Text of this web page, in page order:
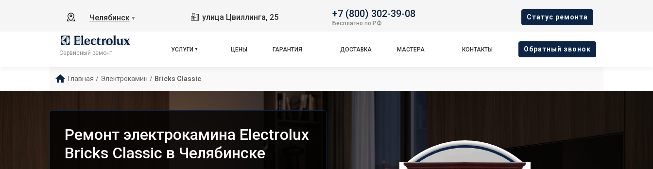
Челябинск ▼ улица Цвиллинга, 25 +7 (800) 302-39-08
Бесплатно по РФ
Cтатус ремонта
Сервисный ремонт
УСЛУГИ ЦЕНЫ ГАРАНТИЯ ДОСТАВКА МАСТЕРА КОНТАКТЫ Oбратный звонок
Главная / Электрокамин / Bricks Classic
Ремонт электрокамина Electrolux
Bricks Classic в Челябинске